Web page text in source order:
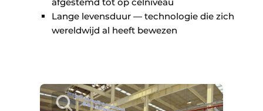
Lange levensduur — technologie die zich
wereldwijd al heeft bewezen